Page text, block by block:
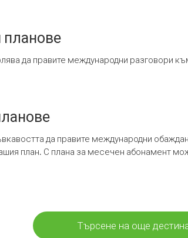
да правите международни разговори
да правите международни
план. С плана за месечен абонамент
Търсене на още